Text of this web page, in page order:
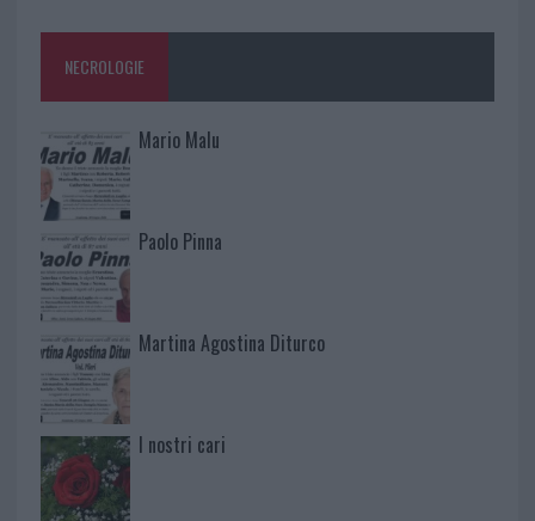
NECROLOGIE
Mario Malu
Paolo Pinna
Martina Agostina Diturco
I nostri cari